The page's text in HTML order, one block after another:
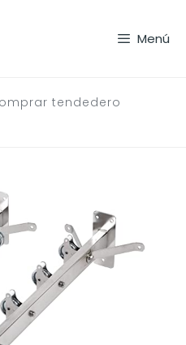
Menú
tendedero